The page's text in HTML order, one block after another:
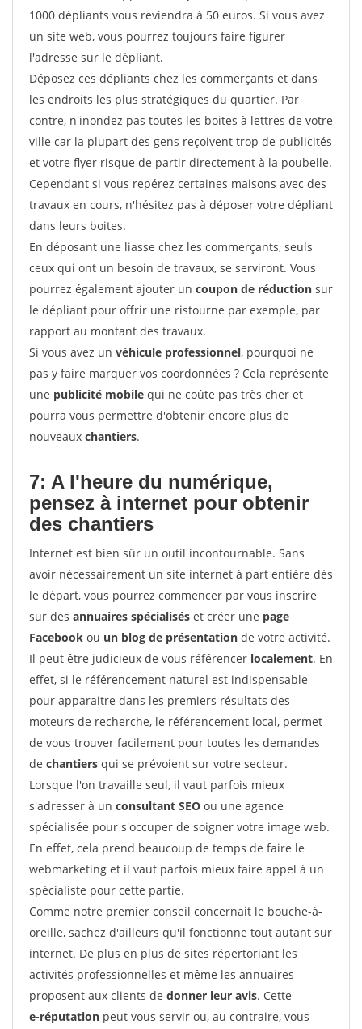
1000 dépliants vous reviendra à 50 euros. Si vous avez
un site web, vous pourrez toujours faire figurer
l'adresse sur le dépliant.
Déposez ces dépliants chez les commerçants et dans
les endroits les plus stratégiques du quartier. Par
contre, n'inondez pas toutes les boites à lettres de votre
ville car la plupart des gens reçoivent trop de publicités
et votre flyer risque de partir directement à la poubelle.
Cependant si vous repérez certaines maisons avec des
travaux en cours, n'hésitez pas à déposer votre dépliant
dans leurs boites.
En déposant une liasse chez les commerçants, seuls
ceux qui ont un besoin de travaux, se serviront. Vous
pourrez également ajouter un coupon de réduction sur
le dépliant pour offrir une ristourne par exemple, par
rapport au montant des travaux.
Si vous avez un véhicule professionnel, pourquoi ne
pas y faire marquer vos coordonnées ? Cela représente
une publicité mobile qui ne coûte pas très cher et
pourra vous permettre d'obtenir encore plus de
nouveaux chantiers.
7: A l'heure du numérique,
pensez à internet pour obtenir
des chantiers
Internet est bien sûr un outil incontournable. Sans
avoir nécessairement un site internet à part entière dès
le départ, vous pourrez commencer par vous inscrire
sur des annuaires spécialisés et créer une page
Facebook ou un blog de présentation de votre activité.
Il peut être judicieux de vous référencer localement. En
effet, si le référencement naturel est indispensable
pour apparaitre dans les premiers résultats des
moteurs de recherche, le référencement local, permet
de vous trouver facilement pour toutes les demandes
de chantiers qui se prévoient sur votre secteur.
Lorsque l'on travaille seul, il vaut parfois mieux
s'adresser à un consultant SEO ou une agence
spécialisée pour s'occuper de soigner votre image web.
En effet, cela prend beaucoup de temps de faire le
webmarketing et il vaut parfois mieux faire appel à un
spécialiste pour cette partie.
Comme notre premier conseil concernait le bouche-à-
oreille, sachez d'ailleurs qu'il fonctionne tout autant sur
internet. De plus en plus de sites répertoriant les
activités professionnelles et même les annuaires
proposent aux clients de donner leur avis. Cette
e-réputation peut vous servir ou, au contraire, vous